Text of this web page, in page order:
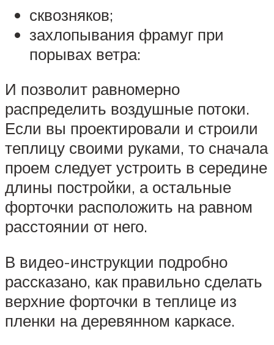
сквозняков;
захлопывания фрамуг при
порывах ветра:
И позволит равномерно
распределить воздушные потоки.
Если вы проектировали и строили
теплицу своими руками, то сначала
проем следует устроить в середине
длины постройки, а остальные
форточки расположить на равном
расстоянии от него.
В видео-инструкции подробно
рассказано, как правильно сделать
верхние форточки в теплице из
пленки на деревянном каркасе.